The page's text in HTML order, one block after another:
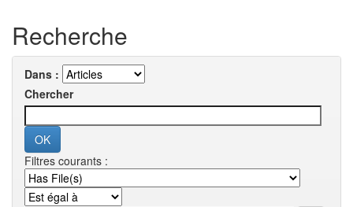
Recherche
Dans :
Chercher
Filtres courants :